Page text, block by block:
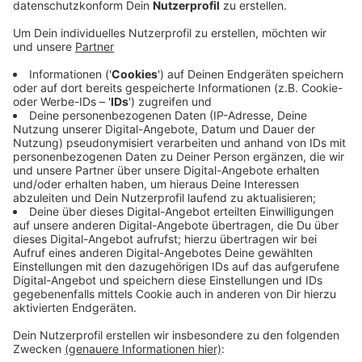
Bei der Grundversorgung und einigen anderen
die Stadtwerke. Grund dafür seien die gestiegenen
Kosten für die Netznutzung und für die EEG Umlage.
Der Verbrauchspreis erhöht sich um 0,94 Cent pro kWh
und der Grundpreis um 49 cent im Monat. Für einen
Vier-Personen Haushalt mit einem Verbrauch von
3.000 kWh im Jahr bedeute das 2,84 Euro Mehrkosten
im Monat.
Die Verbraucherzentralen und die Bundesnetzagentur
raten Verbrauchern die Tarife von Stromanbietern zu
vergleichen und gegebenenfalls zu wechseln.
CvK
Anzeige